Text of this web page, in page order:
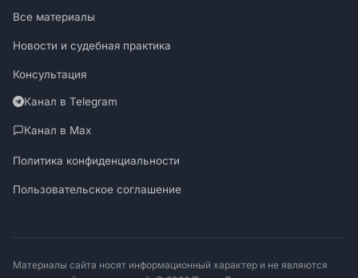
Все материалы
Новости и судебная практика
Консультация
Канал в Telegram
Канал в Max
Политика конфиденциальности
Пользовательское соглашение
Материалы сайта носят информационный характер и не являются